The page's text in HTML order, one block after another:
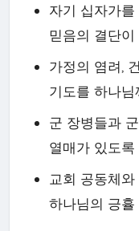
자기 십자가
믿음의 결단
가정의 염려,
기도를 하나님
군 장병들과
열매가 있도록
교회 공동체
하나님의 긍